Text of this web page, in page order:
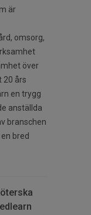
är
omsorg,
över
20 års
en trygg
anställda
branschen
bred